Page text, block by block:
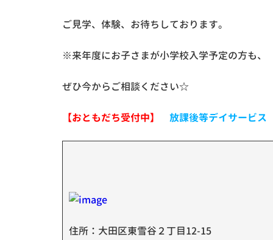
ご見学、体験、お待ちしております。
※来年度にお子さまが小学校入学予定の方も、
ぜひ今からご相談ください☆
【おともだち受付中】 放課後等デイサービ
住所：大田区東雪谷２丁目12-15